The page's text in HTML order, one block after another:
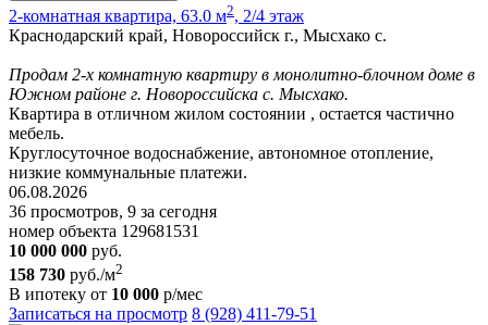
2-комнатная квартира, 63.0 м2, 2/4 этаж
Краснодарский край, Новороссийск г., Мысхако с.
Продам 2-х комнатную квартиру в монолитно-блочном доме в
Южном районе г. Новороссийска с. Мысхако.
Квартира в отличном жилом состоянии , остается частично
мебель.
Круглосуточное водоснабжение, автономное отопление,
низкие коммунальные платежи.
06.08.2026
36 просмотров, 9 за сегодня
номер объекта 129681531
10 000 000 руб.
158 730 руб./м2
В ипотеку от 10 000 р/мес
Записаться на просмотр 8 (928) 411-79-51